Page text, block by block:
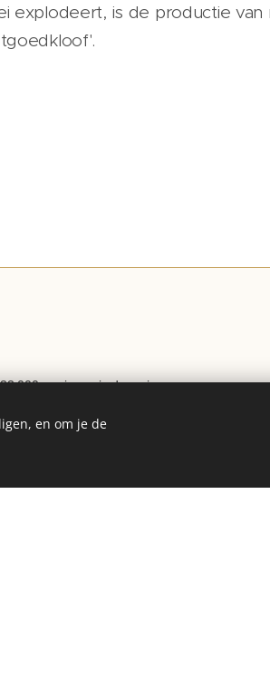
explodeert, is de productie
woningen in de regio
is verouderd en voldoet
en om je de